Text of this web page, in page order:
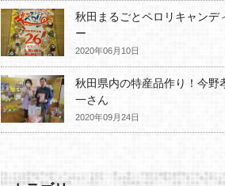
秋田まるごとペロリキャンデ
ー
2020年06月10日
秋田県内の特産品作り！今野
一さん
2020年09月24日